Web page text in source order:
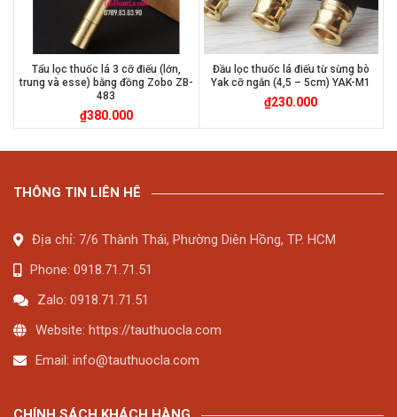
Tẩu lọc thuốc lá 3 cỡ điếu (lớn,
trung và esse) bằng đồng Zobo ZB-
483
₫380.000
Đầu lọc thuốc lá điếu từ sừng bò
Yak cỡ ngắn (4,5 – 5cm) YAK-M1
₫230.000
THÔNG TIN LIÊN HÊ
Địa chỉ: 7/6 Thành Thái, Phường Diên Hồng, TP. HCM
Phone: 0918.71.71.51
Zalo: 0918.71.71.51
Website: https://tauthuocla.com
Email: info@tauthuocla.com